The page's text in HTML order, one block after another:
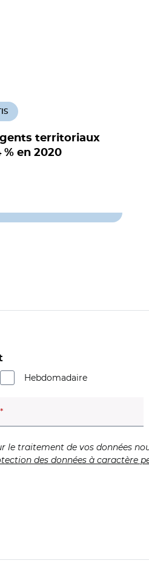
territoriaux
% en 2020
Hebdomadaire
(champ obligatoire)
le traitement de vos données
des données à caractère